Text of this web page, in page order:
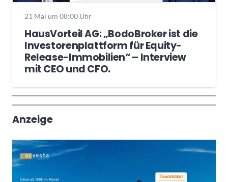
21 Mai um 08:00 Uhr
HausVorteil AG: „BodoBroker ist die
Investorenplattform für Equity-
Release-Immobilien“ – Interview
mit CEO und CFO.
Wochenrückblick
Trendthemen
Anzeige